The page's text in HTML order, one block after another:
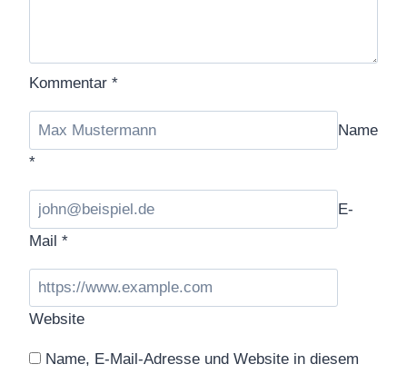
Kommentar *
Name
*
E-
Mail *
Website
Name, E-Mail-Adresse und Website in diesem